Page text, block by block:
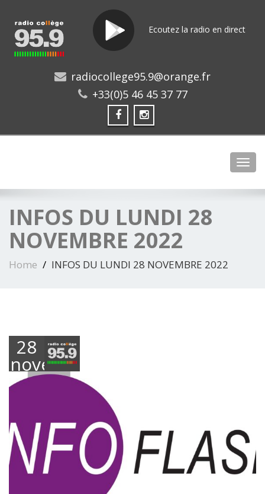
Ecoutez la radio en direct
radiocollege95.9@orange.fr
+33(0)5 46 45 37 77
INFOS DU LUNDI 28
NOVEMBRE 2022
Home INFOS DU LUNDI 28 NOVEMBRE 2022
28
novembre
2022